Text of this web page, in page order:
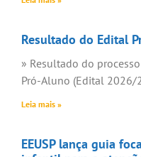
Resultado do Edital
» Resultado do
Pró-Aluno (Edital 2026/
Leia mais »
EEUSP lança guia